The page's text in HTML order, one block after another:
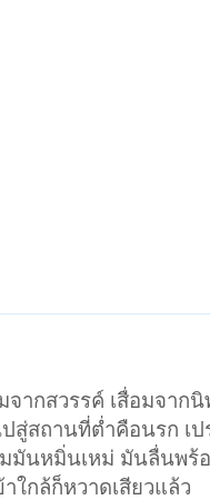
ากสวรรค์ เสื่อมจาก
สู่สถานที่ต่ำคือนรก เป
มันหมิ่นเหม่ มันลื่นพร้
กล้ก็หวาดเสียวแล้ว